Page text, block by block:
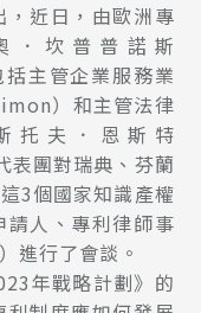
近日，由歐洲專
．坎普普諾斯
主管企業服務業
）和主管法律
托夫．恩斯特
表團對瑞典、芬蘭
3個國家知識產權
人、專利律師事
進行了會談。
年戰略計劃》的